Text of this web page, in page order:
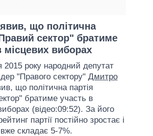
І ОФІС
РАДА
ПІДТРИМАТИ
що політична
сектор" братиме
місцевих виборах
2015 року народний депутат
"Правого сектору" Дмитро
що політична партія
братиме участь в
(відео:09:52). За його
партії постійно зростає і
вже складає 5-7%.